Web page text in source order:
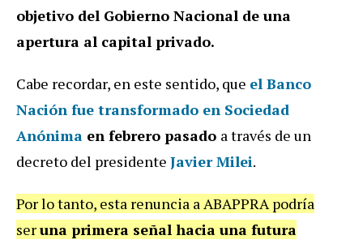
objetivo del Gobierno Nacional de una
apertura al capital privado.
Cabe recordar, en este sentido, que el Banco
Nación fue transformado en Sociedad
Anónima en febrero pasado a través de un
decreto del presidente Javier Milei.
Por lo tanto, esta renuncia a ABAPPRA podría
seruna primera señal hacia una futura